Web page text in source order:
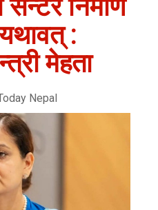
निर्माण
:
मेहता
Nepal